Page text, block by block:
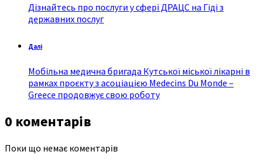
Дізнайтесь про послуги у сфері ДРАЦС на Гіді з
державних послуг
Далі
Мобільна медична бригада Кутської міської лікарні в
рамках проєкту з асоціацією Medecins Du Monde –
Greece продовжує свою роботу
0 коментарів
Поки що немає коментарів